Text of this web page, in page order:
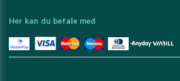
Her kan du betale med